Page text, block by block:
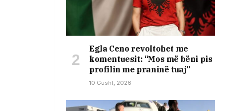
Egla Ceno revoltohet me
komentuesit: “Mos më bëni pis
profilin me praninë tuaj”
10 Gusht, 2026